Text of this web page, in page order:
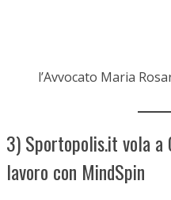
l’Avvocato Maria
3) Sportopolis.it vola
lavoro con MindSpin